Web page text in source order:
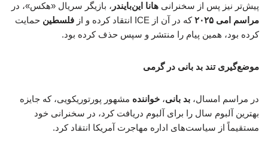
پیش‌تر نیز پس از سخنرانی هانا این‌بایندر ، بازیگر سریال «هکس»، در
مراسم امی ۲۰۲۵
که در آن از ICE انتقاد کرده و از فلسطین حمایت
کرده بود، همین پیام را منتشر و سپس حذف کرده بود.
موضع‌گیری تند بد بانی در گرمی
در مراسم امسال، بد بانی، خواننده مشهور پورتوریکویی، که جایزه
بهترین آلبوم سال را برای آلبوم دریافت کرد، در سخنرانی خود
مستقیماً از سیاست‌های اداره مهاجرت آمریکا انتقاد کرد.